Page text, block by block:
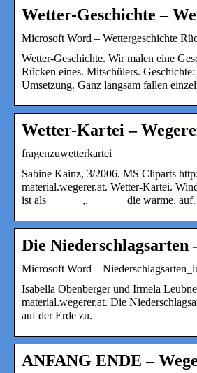
Wetter-Geschichte –
Microsoft Word – Wettergeschichte
Wetter-Geschichte. Wir malen eine
Rücken eines. Mitschülers.
Umsetzung. Ganz langsam fallen
Wetter-Kartei –
fragenzuwetterkartei
Sabine Kainz, 3/2006. MS Cliparts
material.wegerer.at. Wetter-Kartei.
ist als ______,. ______ die warme.
Die Niederschlagsarten
Microsoft Word –
Isabella Obenberger und Irmela
material.wegerer.at. Die
auf der Erde zu.
ANFANG ENDE –